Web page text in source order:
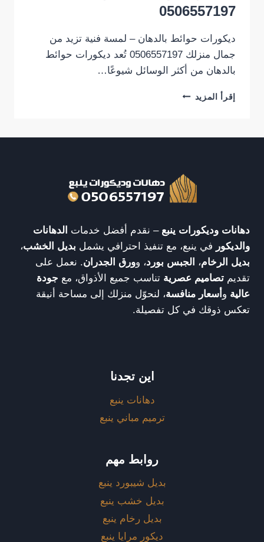
0506557197
ديكورات حوائط بالدهان – لمسة فنية تزيد من
جمال منزلك 0506557197 تُعد ديكورات حوائط
بالدهان من أكثر الوسائل شيوعًا…
إقرأ المزيد ديكورات
من
جمال
منزلك
دهانات وديكورات ينبع – نقدم أفضل خدمات الدهانات
والديكور في ينبع، مع تنفيذ احترافي يشمل بديل الخشب،
بديل الرخام، الجبس بورد، وورق الجدران. نعمل على
تقديم تصاميم عصرية تناسب جميع الأذواق، مع جودة
عالية و أسعار منافسة، لنحوّل منزلك إلى مساحة أنيقة
تعكس ذوقك في كل تفصيلة.
اين تجدنا
دهانات ينبع
ترميم مباني ينبع
روابط مهم
بديل شيبورد ينبع
بديل خشب ينبع
بديل رخام ينبع
ديكور مرايا ينبع